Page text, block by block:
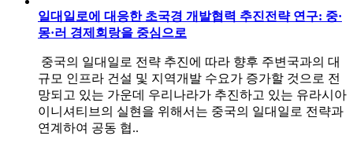
일대일로에 대응한 초국경 개발협력 추진전략 연구: 중·
몽·러 경제회랑을 중심으로
중국의 일대일로 전략 추진에 따라 향후 주변국과의 대
규모 인프라 건설 및 지역개발 수요가 증가할 것으로 전
망되고 있는 가운데 우리나라가 추진하고 있는 유라시아
이니셔티브의 실현을 위해서는 중국의 일대일로 전략과
연계하여 공동 협..